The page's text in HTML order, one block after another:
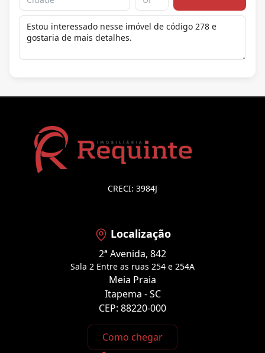
CRECI: 3984J
Localização
2ª Avenida, 842
Sala 2 Entre as ruas 254 e 254A
Meia Praia
Itapema - SC
CEP: 88220-000
Como chegar